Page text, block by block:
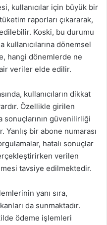
kullanıcılar için büyük bir
raporları çıkararak,
Koski, bu durumu
kullanıcılarına dönemsel
hangi dönemlerde ne
veriler elde edilir.
kullanıcıların dikkat
Özellikle girilen
güvenilirliği
Yanlış bir abone numarası
hatalı sonuçlar
verilen
tavsiye edilmektedir.
yanı sıra,
da sunmaktadır.
ödeme işlemleri